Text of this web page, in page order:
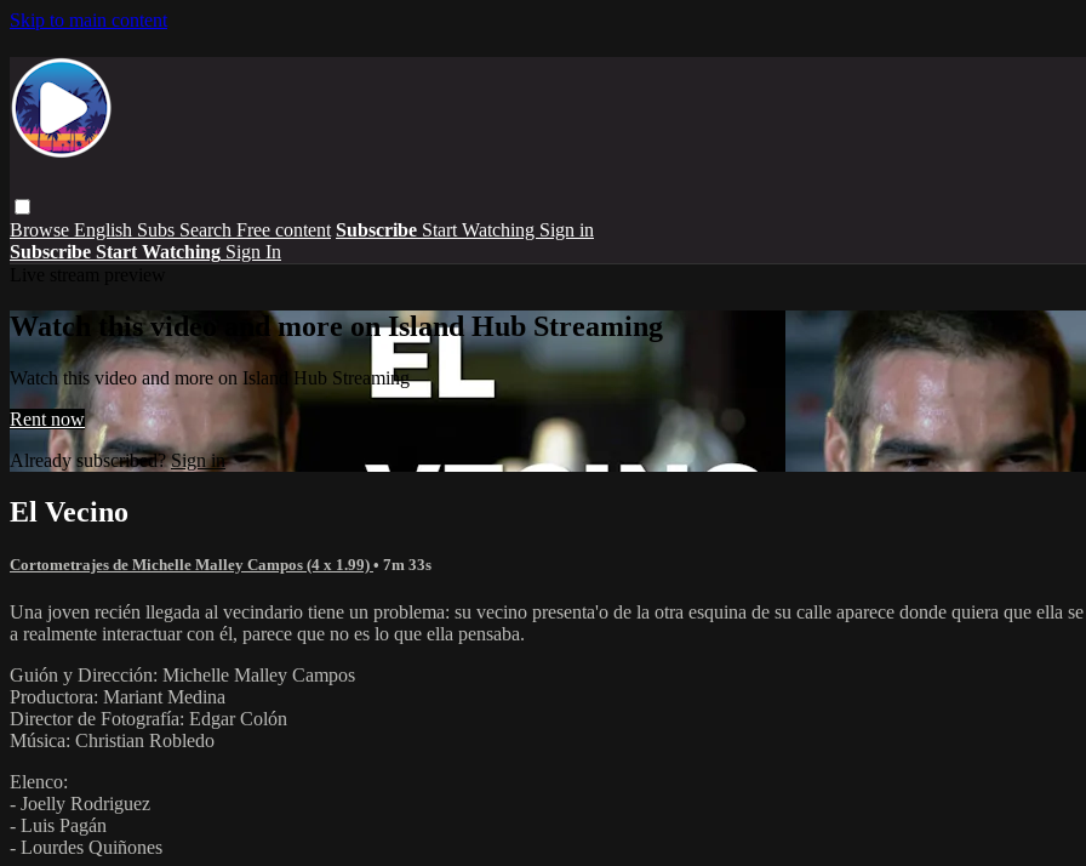
Skip to main content
Browse English Subs Search Free content Subscribe Start Watching Sign in
Subscribe Start Watching Sign In
Watch this video and more on Island Hub Streaming
Watch this video and more on Island Hub Streaming
Rent now
Already subscribed?Sign in
El Vecino
Cortometrajes de Michelle Malley Campos (4 x 1.99) • 7m 33s
Una joven recién llegada al vecindario tiene un problema: su vecino presenta'o de la otra esquina de su calle aparece donde quiera que ella
a realmente interactuar con él, parece que no es lo que ella pensaba.
Guión y Dirección: Michelle Malley Campos
Productora: Mariant Medina
Director de Fotografía: Edgar Colón
Música: Christian Robledo
Elenco:
- Joelly Rodriguez
- Luis Pagán
- Lourdes Quiñones